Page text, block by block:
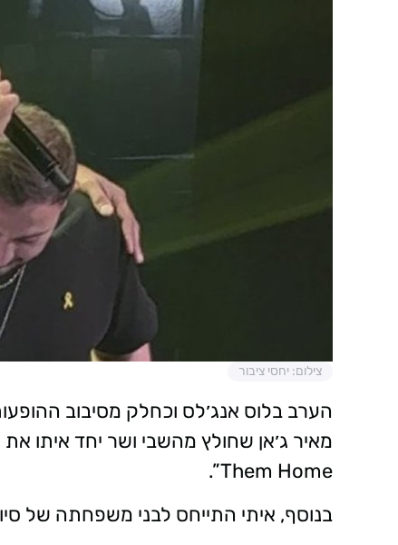
צילום: יחסי ציבור
הערב בלוס אנג׳לס וכחלק מסיבוב
Them Home”.
בנוסף, איתי התייחס לבני משפחתה של